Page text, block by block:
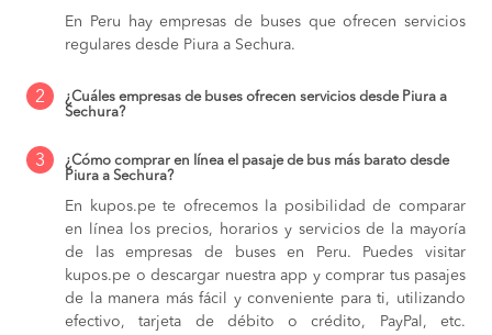
En Peru hay empresas de buses que ofrecen servicios
regulares desde Piura a Sechura.
2
¿Cuáles empresas de buses ofrecen servicios desde Piura a
Sechura?
3
¿Cómo comprar en línea el pasaje de bus más barato desde
Piura a Sechura?
En kupos.pe te ofrecemos la posibilidad de comparar
en línea los precios, horarios y servicios de la mayoría
de las empresas de buses en Peru. Puedes visitar
kupos.pe o descargar nuestra app y comprar tus pasajes
de la manera más fácil y conveniente para ti, utilizando
efectivo, tarjeta de débito o crédito, PayPal, etc.